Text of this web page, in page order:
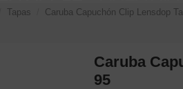
Tapas Caruba Capuchón Clip Lensdop
Caruba
95